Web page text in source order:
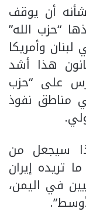
أن يوقف
“حزب الله”
وأمريكا
هذا أشد
على “حزب
مناطق نفوذ
سيجعل من
تريده إيران
في اليمن،